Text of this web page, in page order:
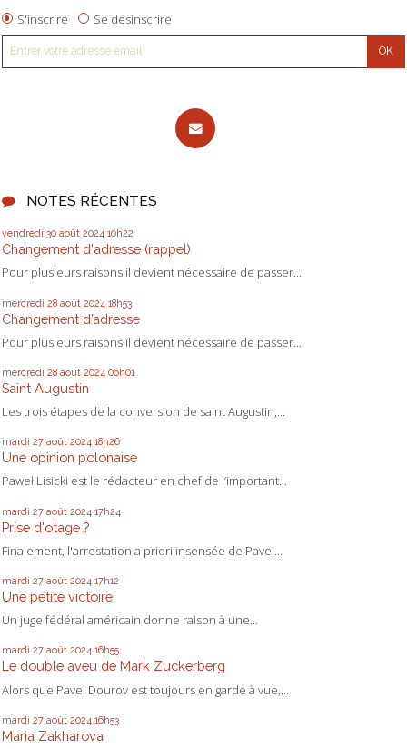
S'inscrire Se désinscrire
NOTES RÉCENTES
vendredi 30 août 2024 10h22
Changement d'adresse (rappel)
Pour plusieurs raisons il devient nécessaire de passer...
mercredi 28 août 2024 18h53
Changement d’adresse
Pour plusieurs raisons il devient nécessaire de passer...
mercredi 28 août 2024 06h01
Saint Augustin
Les trois étapes de la conversion de saint Augustin,...
mardi 27 août 2024 18h26
Une opinion polonaise
Paweł Lisicki est le rédacteur en chef de l’important...
mardi 27 août 2024 17h24
Prise d'otage ?
Finalement, l'arrestation a priori insensée de Pavel...
mardi 27 août 2024 17h12
Une petite victoire
Un juge fédéral américain donne raison à une...
mardi 27 août 2024 16h55
Le double aveu de Mark Zuckerberg
Alors que Pavel Dourov est toujours en garde à vue,...
mardi 27 août 2024 16h53
Maria Zakharova